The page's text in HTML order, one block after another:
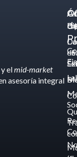
elmid-market
asesoría integral
de
-